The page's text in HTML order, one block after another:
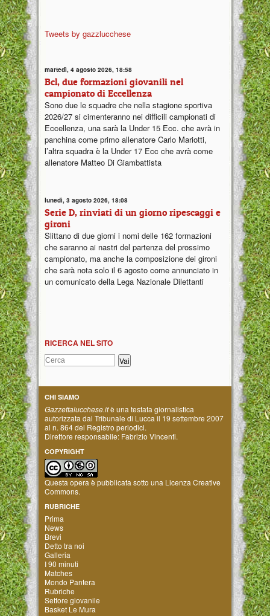
Tweets by gazzlucchese
martedì, 4 agosto 2026, 18:58
Bcl, due formazioni giovanili nel
campionato di Eccellenza
Sono due le squadre che nella stagione sportiva
2026/27 si cimenteranno nei difficili campionati di
Eccellenza, una sarà la Under 15 Ecc. che avrà in
panchina come primo allenatore Carlo Mariotti,
l’altra squadra è la Under 17 Ecc che avrà come
allenatore Matteo Di Giambattista
lunedì, 3 agosto 2026, 18:08
Serie D, rinviati di un giorno ripescaggi e
gironi
Slittano di due giorni i nomi delle 162 formazioni
che saranno ai nastri del partenza del prossimo
campionato, ma anche la composizione dei gironi
che sarà nota solo il 6 agosto come annunciato in
un comunicato della Lega Nazionale Dilettanti
RICERCA NEL SITO
CHI SIAMO
Gazzettalucchese.itè una testata giornalistica
autorizzata dal Tribunale di Lucca il 19 settembre 2007
al n. 864 del Registro periodici.
Direttore responsabile: Fabrizio Vincenti.
COPYRIGHT
Questa opera è pubblicata sotto una Licenza Creative
Commons.
RUBRICHE
Prima
News
Brevi
Detto tra noi
Galleria
I 90 minuti
Matches
Mondo Pantera
Rubriche
Settore giovanile
Basket Le Mura